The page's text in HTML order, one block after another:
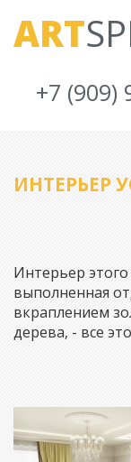
ART
+7 (909)
ИНТЕРЬЕР
Интерьер
выполненная
вкраплением
дерева, - все